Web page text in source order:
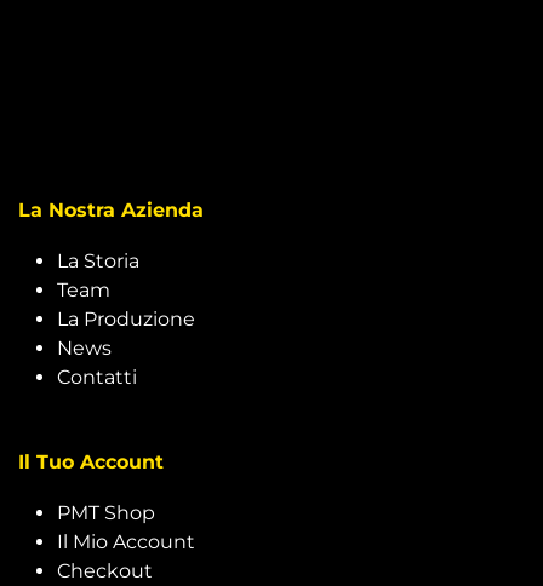
La Nostra Azienda
La Storia
Team
La Produzione
News
Contatti
Il Tuo Account
PMT Shop
Il Mio Account
Checkout